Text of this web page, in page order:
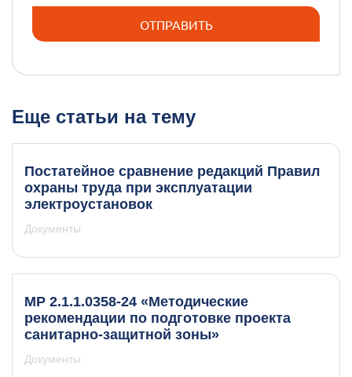
Еще статьи на тему
Постатейное сравнение редакций Правил
охраны труда при эксплуатации
электроустановок
Документы
МР 2.1.1.0358-24 «Методические
рекомендации по подготовке проекта
санитарно-защитной зоны»
Документы